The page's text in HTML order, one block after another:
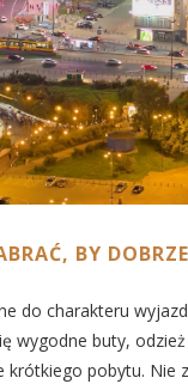
BY
do charakteru
wygodne buty,
krótkiego pobytu.